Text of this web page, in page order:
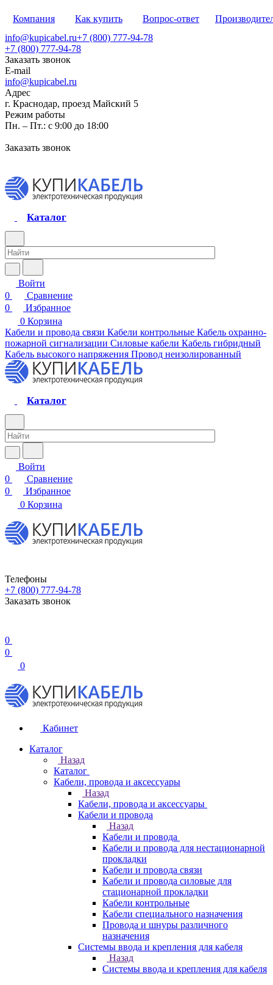
Компания Как купить Вопрос-ответ
info@kupicabel.ru+7 (800) 777-94-78
+7 (800) 777-94-78
Заказать звонок
E-mail
info@kupicabel.ru
Адрес
г. Краснодар, проезд Майский 5
Режим работы
Пн. – Пт.: с 9:00 до 18:00
Заказать звонок
Каталог
Войти
0
Сравнение
0
Избранное
0 Корзина
Кабели и провода связи Кабели контрольные Кабель охранно-
пожарной сигнализации Силовые кабели Кабель гибридный
Кабель высокого напряжения Провод неизолированный
Каталог
Войти
0
Сравнение
0
Избранное
0 Корзина
Телефоны
+7 (800) 777-94-78
Заказать звонок
0
0
0
Кабинет
Каталог
Назад
Каталог
Кабели, провода и аксессуары
Назад
Кабели, провода и аксессуары
Кабели и провода
Назад
Кабели и провода
Кабели и провода для нестационарной
прокладки
Кабели и провода связи
Кабели и провода силовые для
стационарной прокладки
Кабели контрольные
Кабели специального назначения
Провода и шнуры различного
назначения
Системы ввода и крепления для кабеля
Назад
Системы ввода и крепления для кабеля